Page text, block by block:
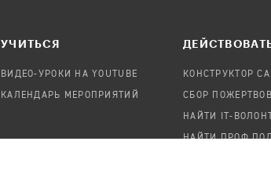
УЧИТЬСЯ
ВИДЕО-УРОКИ НА YOUTUBE
КАЛЕНДАРЬ МЕРОПРИЯТИЙ
КОНСТРУКТОР
СБОР
НАЙТИ IT-
НАЙТИ